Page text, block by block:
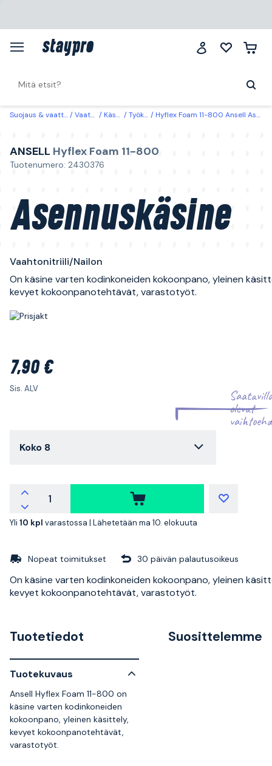
Suojaus & vaatteet Vaatteet Käsineet Työkäsineet Hyflex Foam 11-800 Ansell Asennuskäsine Vaahtonitriili/Nailon Koko 8
ANSELL Hyflex Foam 11-800
Tuotenumero: 2430376
Asennuskäsine
Vaahtonitriili/Nailon
On käsine varten kodinkoneiden kokoonpano, yleinen
kevyet kokoonpanotehtävät, varastotyöt.
7,90 €
Sis. ALV
olevat
Koko 8
Yli 10 kpl varastossa | Lähetetään ma 10. elokuuta
Nopeat toimitukset 30 päivän palautusoikeus
On käsine varten kodinkoneiden kokoonpano, yleinen
kevyet kokoonpanotehtävät, varastotyöt.
Tuotetiedot
Tuotekuvaus
Ansell Hyflex Foam 11-800 on
käsine varten kodinkoneiden
kokoonpano, yleinen käsittely,
kevyet kokoonpanotehtävät,
varastotyöt.
Suosittelemme